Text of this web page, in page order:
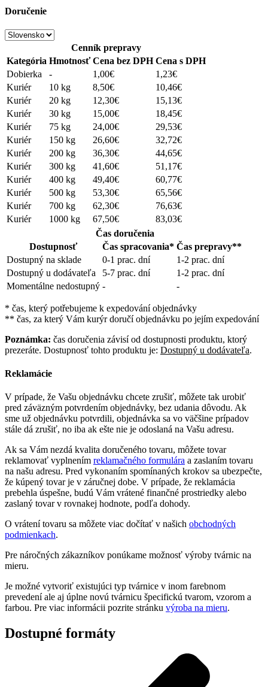
Doručenie
Cenník prepravy
Kategória Hmotnosť Cena bez DPH Cena s DPH
Dobierka
- 1,00€
1,23€
Kuriér
10 kg 8,50€
10,46€
Kuriér
20 kg 12,30€
15,13€
Kuriér
30 kg 15,00€
18,45€
Kuriér
75 kg 24,00€
29,53€
Kuriér
150 kg 26,60€
32,72€
Kuriér
200 kg 36,30€
44,65€
Kuriér
300 kg 41,60€
51,17€
Kuriér
400 kg 49,40€
60,77€
Kuriér
500 kg 53,30€
65,56€
Kuriér
700 kg 62,30€
76,63€
Kuriér
1000 kg 67,50€
83,03€
Čas doručenia
Dostupnosť
Čas spracovania* Čas prepravy**
Dostupný na sklade
0-1 prac. dní
1-2 prac. dní
Dostupný u dodávateľa
5-7 prac. dní
1-2 prac. dní
Momentálne nedostupný - -
* čas, který potřebujeme k expedování objednávky
** čas, za který Vám kurýr doručí objednávku po jejím expedování
Poznámka: čas doručenia závisí od dostupnosti produktu, ktorý
prezeráte. Dostupnosť tohto produktu je: Dostupný u dodávateľa.
Reklamácie
V prípade, že Vašu objednávku chcete zrušiť, môžete tak urobiť
pred záväzným potvrdením objednávky, bez udania dôvodu. Ak
sme už objednávku potvrdili, objednávka sa vo väčšine prípadov
stále dá zrušiť, no iba ak ešte nie je odoslaná na Vašu adresu.
Ak sa Vám nezdá kvalita doručeného tovaru, môžete tovar
reklamovať vyplnením reklamačného formulára a zaslaním tovaru
na našu adresu. Pred vykonaním spomínaných krokov sa ubezpečte,
že kúpený tovar je v záručnej dobe. V prípade, že reklamácia
prebehla úspešne, budú Vám vrátené finančné prostriedky alebo
zaslaný tovar v rovnakej hodnote, podľa dohody.
O vrátení tovaru sa môžete viac dočítať v našich obchodných
podmienkach.
Pre náročných zákazníkov ponúkame možnosť výroby tvárnic na
mieru.
Je možné vytvoriť existujúci typ tvárnice v inom farebnom
prevedení ale aj úplne novú tvárnicu špecifickú tvarom, vzorom a
farbou. Pre viac informácii pozrite stránku výroba na mieru.
Dostupné formáty